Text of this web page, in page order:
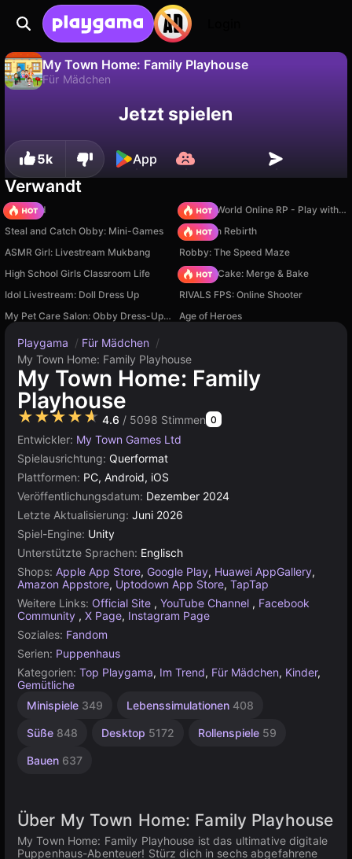
My Town Home: Family Playhouse
Für Mädchen
speichern!
Nein
Jetzt spielen
5k App
Verwandt
TB World
Sprunki World Online RP - Play with Friends!
Steal and Catch Obby: Mini-Games
Stickman Rebirth
ASMR Girl: Livestream Mukbang
Robby: The Speed Maze
High School Girls Classroom Life
Piece of Cake: Merge & Bake
Idol Livestream: Doll Dress Up
RIVALS FPS: Online Shooter
My Pet Care Salon: Obby Dress-Up 3D
Age of Heroes
Playgama / Für Mädchen /
My Town Home: Family Playhouse
My Town Home: Family
Playhouse
★★★★★ 4.6 / 5098 Stimmen 0
Entwickler: My Town Games Ltd
Spielausrichtung: Querformat
Plattformen: PC, Android, iOS
Veröffentlichungsdatum: Dezember 2024
Letzte Aktualisierung: Juni 2026
Spiel-Engine: Unity
Unterstützte Sprachen: Englisch
Shops: Apple App Store, Google Play, Huawei AppGallery,
Amazon Appstore, Uptodown App Store, TapTap
Weitere Links: Official Site , YouTube Channel , Facebook
Community , X Page, Instagram Page
Soziales: Fandom
Serien: Puppenhaus
Kategorien: Top Playgama, Im Trend, Für Mädchen, Kinder,
Gemütliche
Minispiele 349 Lebenssimulationen 408
Süße 848 Desktop 5172 Rollenspiele 59
Bauen 637
Browser
Virtuelle
197
Unity
3177
Über My Town Home: Family Playhouse
My Town Home: Family Playhouse ist das ultimative digitale
Puppenhaus-Abenteuer! Stürz dich in sechs abgefahrene